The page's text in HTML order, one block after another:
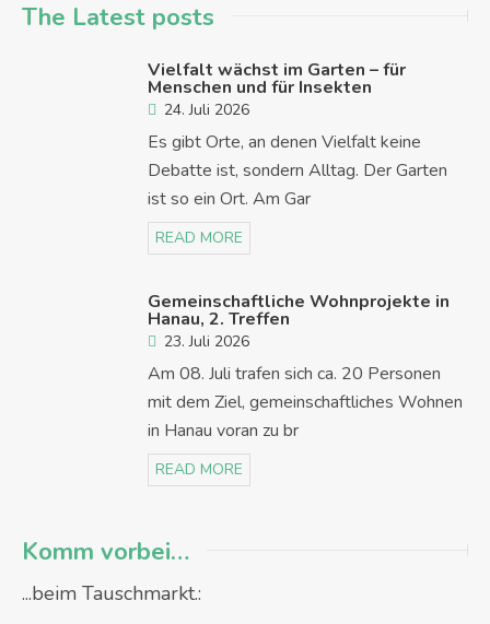
The Latest posts
Vielfalt wächst im Garten – für
Menschen und für Insekten
24. Juli 2026
Es gibt Orte, an denen Vielfalt keine
Debatte ist, sondern Alltag. Der Garten
ist so ein Ort. Am Gar
READ MORE
Gemeinschaftliche Wohnprojekte in
Hanau, 2. Treffen
23. Juli 2026
Am 08. Juli trafen sich ca. 20 Personen
mit dem Ziel, gemeinschaftliches Wohnen
in Hanau voran zu br
READ MORE
Komm vorbei…
...beim Tauschmarkt.: